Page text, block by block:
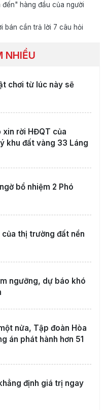
hàng đầu của người
bán cần trả lời 7 câu hỏi
NHIỀU
chơi từ lúc này sẽ
xin rời HĐQT của
khu đất vàng 33 Láng
bổ nhiệm 2 Phó
của thị trường đất nền
ngưỡng, dự báo khó
nửa, Tập đoàn Hòa
án phát hành hơn 51
định giá trị ngay